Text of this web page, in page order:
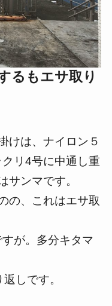
るもエサ取り
けは、ナイロン５
リ4号に中通し重
サンマです。
の、これはエサ取
が。多分キタマ
しです。